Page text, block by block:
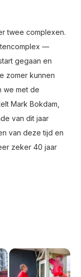
twee complexen.
—
gegaan en
zomer kunnen
we met de
Mark Bokdam,
van dit jaar
van deze tijd en
zeker 40 jaar